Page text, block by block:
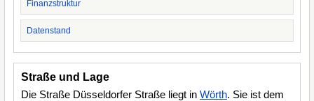
Finanzstruktur
Datenstand
Straße und Lage
Die Straße Düsseldorfer Straße liegt in Wörth. Sie ist dem